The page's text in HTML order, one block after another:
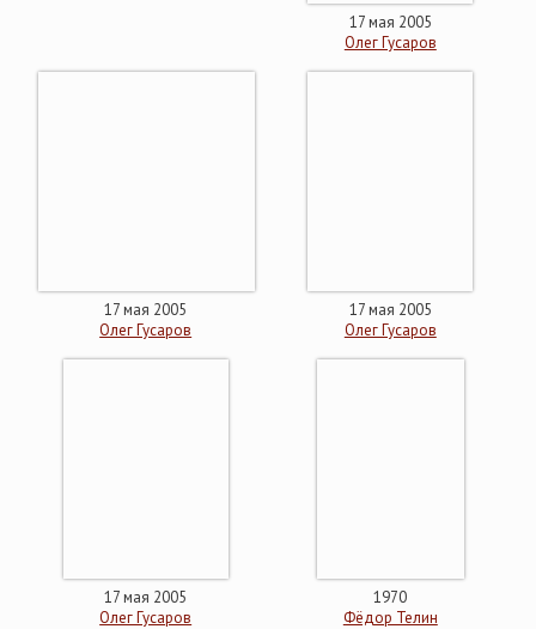
17 мая 2005
Олег Гусаров
17 мая 2005
Олег Гусаров
17 мая 2005
Олег Гусаров
17 мая 2005
Олег Гусаров
1970
Фёдор Телин